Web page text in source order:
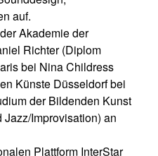
auf.
Akademie der
Richter (Diplom
bei Nina Childress
Künste Düsseldorf bei
der Bildenden Kunst
Improvisation) an
Plattform InterStar